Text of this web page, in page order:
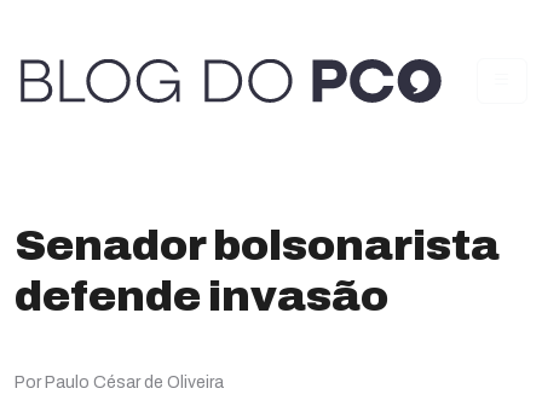
Senador bolsonarista
defende invasão
Por Paulo César de Oliveira